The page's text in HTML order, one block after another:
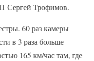
Сергей Трофимов.
60 раз камеры
в 3 раза больше
165 км/час там, где